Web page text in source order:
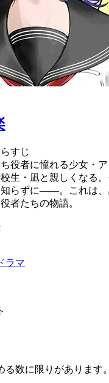
すじ
役者に憧れる少女・
生・凪と親しくなる
らずに——。これは、
者たちの物語。
ラマ
る数に限りがあります。